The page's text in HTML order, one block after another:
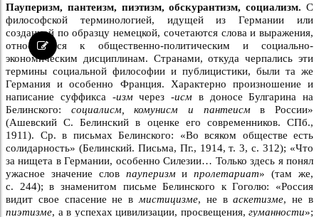
Пауперизм, пантеизм, пиэтизм, обскурантизм, социализм. С
философской терминологией, идущей из Германии или
созданной по образцу немецкой, сочетаются слова и выражения,
относящиеся к общественно-политическим и социально-
экономическим дисциплинам. Странами, откуда черпались эти
термины социальной философии и публицистики, были та же
Германия и особенно Франция. Характерно произношение и
написание суффикса -измчерез -исм в доносе Булгарина на
Белинского: социалисм, комунисм и пантеисмв России»
(Ашевский С. Белинский в оценке его современников. СПб.,
1911). Ср. в письмах Белинского: «Во всяком обществе есть
солидарность» (Белинский. Письма, Пг., 1914, т. 3, с. 312); «Что
за нищета в Германии, особенно Силезии… Только здесь я понял
ужасное значение слов пауперизмипролетариат» (там же,
с. 244); в знаменитом письме Белинского к Гоголю: «Россия
видит свое спасение не в мистицизме, не васкетизме, не в
пиэтизме, а в успехах цивилизации, просвещения, гуманности»;